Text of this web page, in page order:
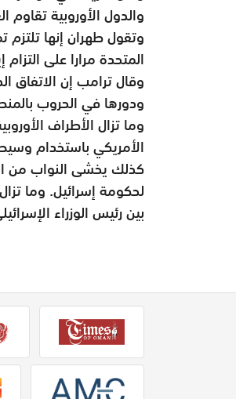
والدول الأوروبية تقاوم
وتقول طهران إنها تلتزم
المتحدة مرارا على التزام
وقال ترامب إن الاتفاق
ودورها في الحروب
وما تزال الأطراف
الأمريكي باستخدام
كذلك يخشى النواب من
لحكومة إسرائيل. وما
بين رئيس الوزراء